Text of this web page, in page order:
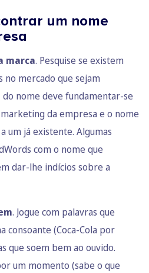
um nome
marca. Pesquise se existem
no mercado que sejam
do nome deve fundamentar-se
da empresa e o nome
um já existente. Algumas
com o nome que
dar-lhe indícios sobre a
. Jogue com palavras que
consoante (Coca-Cola por
que soem bem ao ouvido.
um momento (sabe o que